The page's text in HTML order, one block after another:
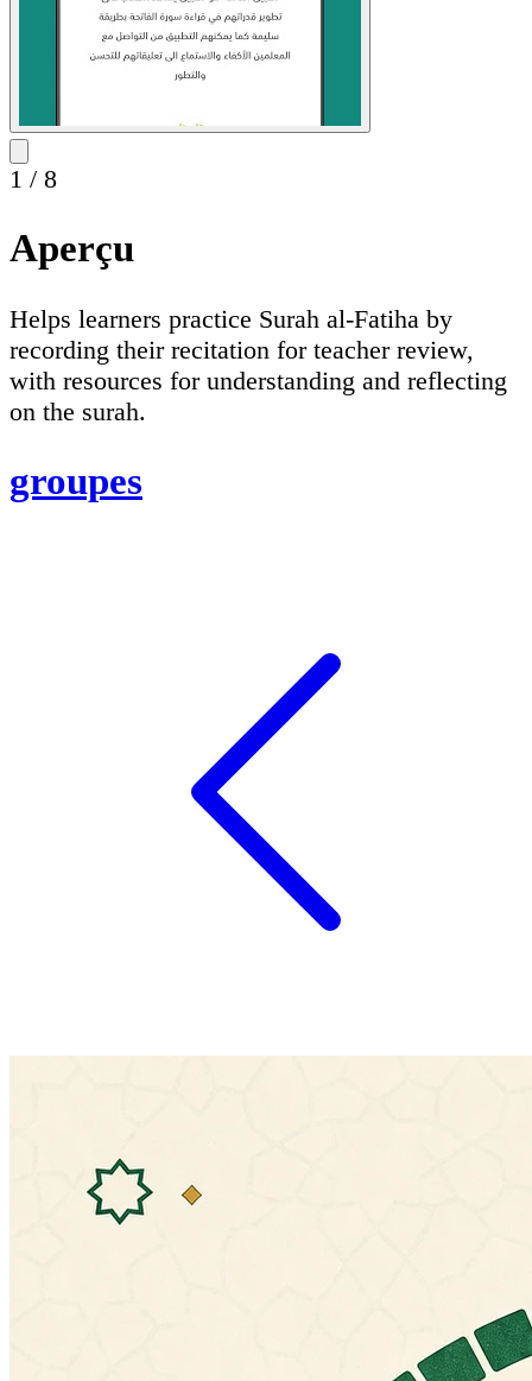
1 / 8
Aperçu
Helps learners practice Surah al-Fatiha by
recording their recitation for teacher review,
with resources for understanding and reflecting
on the surah.
groupes